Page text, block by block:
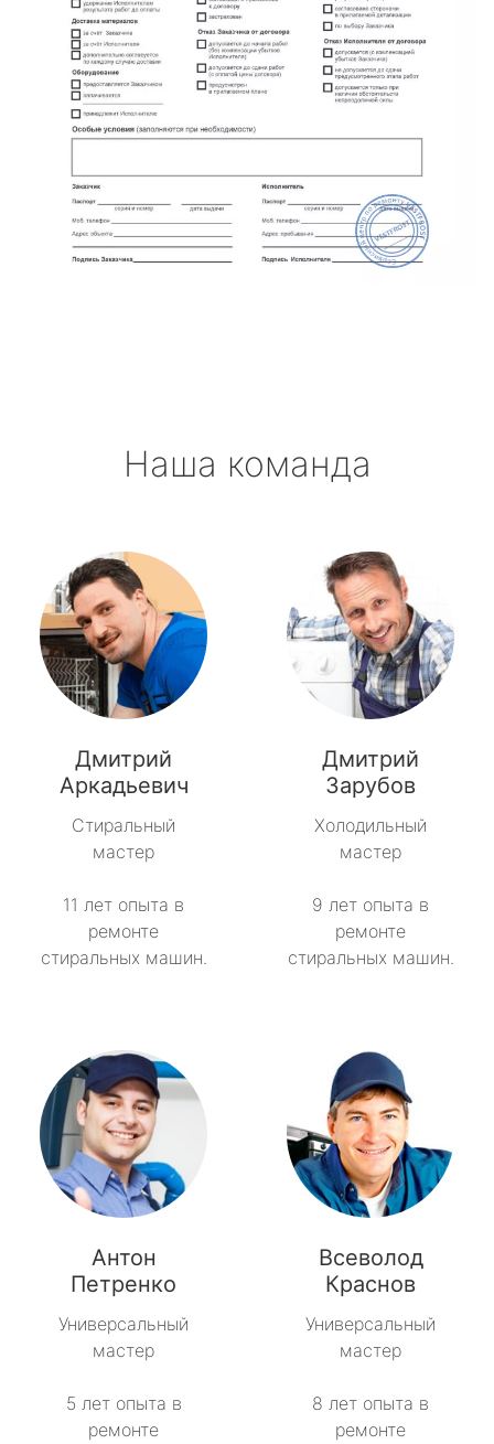
Наша команда
Дмитрий
Аркадьевич
Стиральный
мастер
11 лет опыта в
ремонте
стиральных машин.
Дмитрий
Зарубов
Холодильный
мастер
9 лет опыта в
ремонте
стиральных машин.
Антон
Петренко
Универсальный
мастер
5 лет опыта в
ремонте
Всеволод
Краснов
Универсальный
мастер
8 лет опыта в
ремонте